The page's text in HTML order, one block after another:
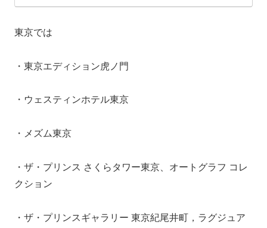
東京では
・東京エディション虎ノ門
・ウェスティンホテル東京
・メズム東京
・ザ・プリンス さくらタワー東京、オートグラフ コレ
クション
・ザ・プリンスギャラリー 東京紀尾井町，ラグジュア